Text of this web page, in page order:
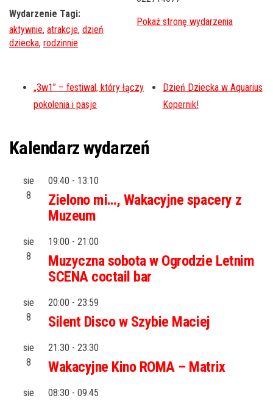
Wydarzenie Tagi:
aktywnie, atrakcje, dzień
dziecka, rodzinnie
„3w1” – festiwal, który łączy
pokolenia i pasje
Dzień Dziecka w Aquarius
Kopernik!
Kalendarz wydarzeń
sie
8
09:40 - 13:10
Zielono mi…, Wakacyjne spacery z
Muzeum
sie
8
19:00 - 21:00
Muzyczna sobota w Ogrodzie Letnim
SCENA coctail bar
sie
8
20:00 - 23:59
Silent Disco w Szybie Maciej
sie
8
21:30 - 23:30
Wakacyjne Kino ROMA – Matrix
sie
08:30 - 09:45